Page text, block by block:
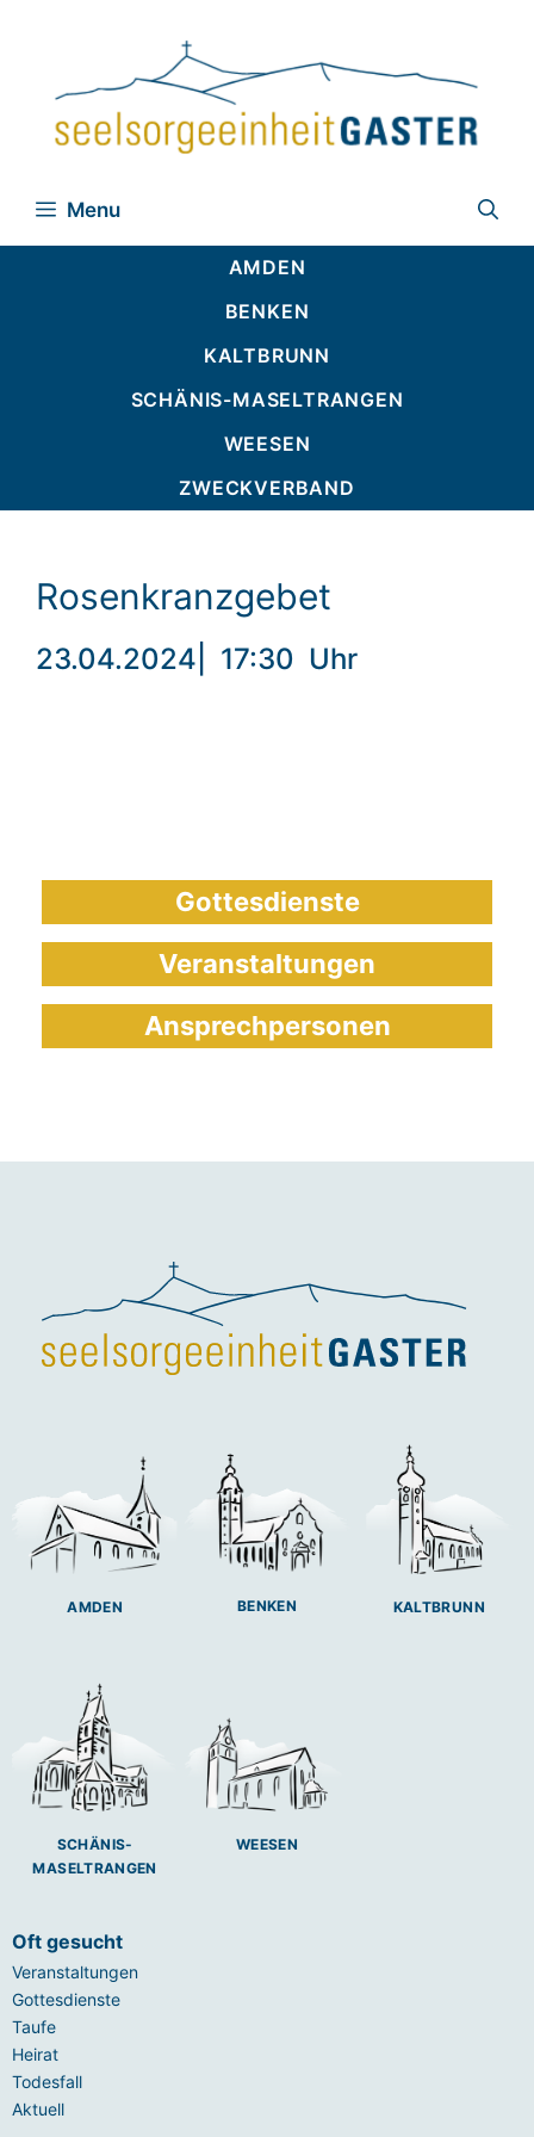
Menu
AMDEN
BENKEN
KALTBRUNN
SCHÄNIS-MASELTRANGEN
WEESEN
ZWECKVERBAND
Rosenkranzgebet
23.04.2024 17:30 Uhr
Gottesdienste
Veranstaltungen
Ansprechpersonen
AMDEN BENKEN KALTBRUNN
SCHÄNIS-
MASELTRANGEN
WEESEN
Oft gesucht
Veranstaltungen
Gottesdienste
Taufe
Heirat
Todesfall
Aktuell